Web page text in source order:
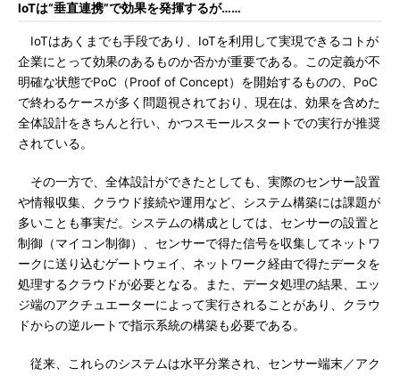
IoTは“垂直連携”で効果を発揮するが……
IoTはあくまでも手段であり、IoTを利用して実現できるコトが
企業にとって効果のあるものか否かが重要である。この定義が不
明確な状態でPoC（Proof of Concept）を開始するものの、PoC
で終わるケースが多く問題視されており、現在は、効果を含めた
全体設計をきちんと行い、かつスモールスタートでの実行が推奨
されている。
その一方で、全体設計ができたとしても、実際のセンサー設置
や情報収集、クラウド接続や運用など、システム構築には課題が
多いことも事実だ。システムの構成としては、センサーの設置と
制御（マイコン制御）、センサーで得た信号を収集してネットワ
ークに送り込むゲートウェイ、ネットワーク経由で得たデータを
処理するクラウドが必要となる。また、データ処理の結果、エッ
ジ端のアクチュエーターによって実行されることがあり、クラウ
ドからの逆ルートで指示系統の構築も必要である。
従来、これらのシステムは水平分業され、センサー端末／アク